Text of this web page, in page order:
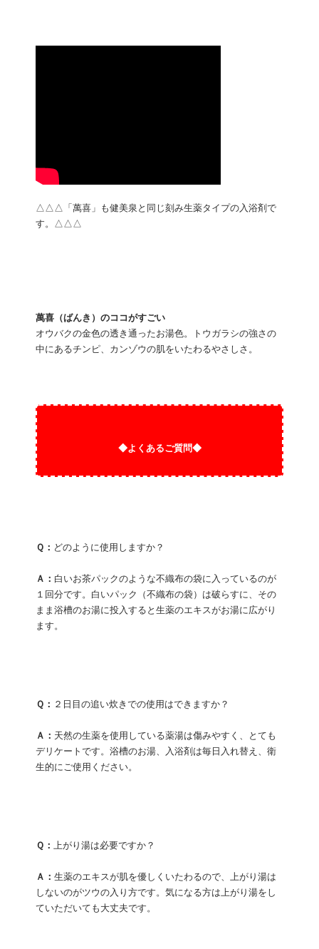
△△△「萬喜」も健美泉と同じ刻み生薬タイプの入浴剤で
す。△△△
萬喜（ばんき）のココがすごい
オウバクの金色の透き通ったお湯色。トウガラシの強さの
中にあるチンピ、カンゾウの肌をいたわるやさしさ。
◆よくあるご質問◆
Ｑ： どのように使用しますか？
Ａ： 白いお茶パックのような不織布の袋に入っているのが
１回分です。白いパック（不織布の袋）は破らすに、その
まま浴槽のお湯に投入すると生薬のエキスがお湯に広がり
ます。
Ｑ： ２日目の追い炊きでの使用はできますか？
Ａ： 天然の生薬を使用している薬湯は傷みやすく、とても
デリケートです。浴槽のお湯、入浴剤は毎日入れ替え、衛
生的にご使用ください。
Ｑ： 上がり湯は必要ですか？
Ａ： 生薬のエキスが肌を優しくいたわるので、上がり湯は
しないのがツウの入り方です。気になる方は上がり湯をし
ていただいても大丈夫です。